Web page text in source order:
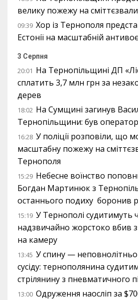
велику пожежу на
09:39 Хор із Тернополя
Естонії на масштабній
3 Серпня
20:01 На Тернопільщині ДП
сплатить 3,7 млн грн за
дерев
18:02 На Сумщині загинув
Тернопільщини: був
16:28 У поліції розповіли, що
масштабну пожежу на
Тернополя
15:29 Небесне воїнство
Богдан Мартинюк з
останнього подиху боронив
15:19 У Тернополі судитимуть
надзвичайно жорстоко вбив
на камеру
13:45 У спину —
сусіду: тернополянина
стрілянину з пневматичного
13:00 Одруження наосліп за